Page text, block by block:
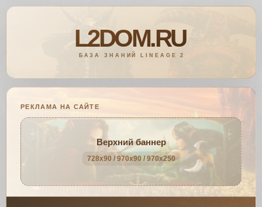
РЕКЛАМА НА САЙТЕ
Верхний баннер
728x90 / 970x90 / 970x250